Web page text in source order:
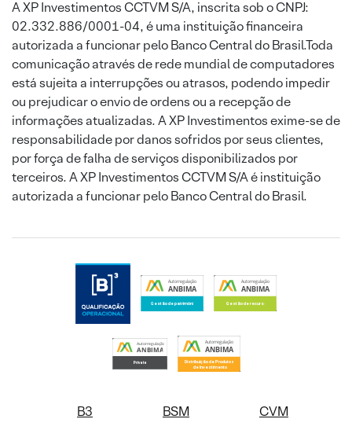
A XP Investimentos CCTVM S/A, inscrita sob o CNPJ:
02.332.886/0001-04, é uma instituição financeira
autorizada a funcionar pelo Banco Central do Brasil.Toda
comunicação através de rede mundial de computadores
está sujeita a interrupções ou atrasos, podendo impedir
ou prejudicar o envio de ordens ou a recepção de
informações atualizadas. A XP Investimentos exime-se de
responsabilidade por danos sofridos por seus clientes,
por força de falha de serviços disponibilizados por
terceiros. A XP Investimentos CCTVM S/A é instituição
autorizada a funcionar pelo Banco Central do Brasil.
B3 BSM CVM